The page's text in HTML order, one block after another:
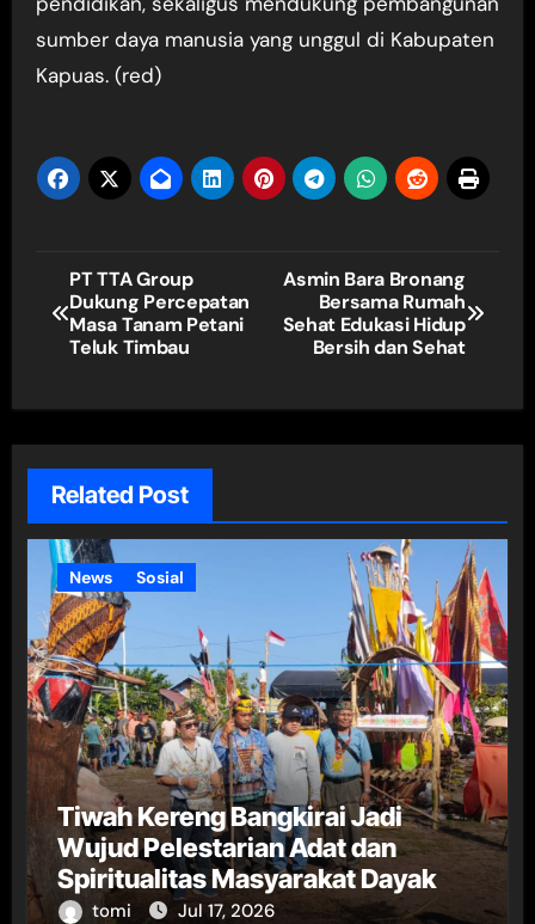
sumber daya manusia yang unggul di Kabupaten
Kapuas. (red)
Navigasi
pos
PT TTA Group
Dukung Percepatan
Masa Tanam Petani
Teluk Timbau
Asmin Bara Bronang
Bersama Rumah
Sehat Edukasi Hidup
Bersih dan Sehat
Related Post
News Sosial
Tiwah Kereng Bangkirai Jadi
Wujud Pelestarian Adat dan
Spiritualitas Masyarakat Dayak
tomi Jul 17, 2026